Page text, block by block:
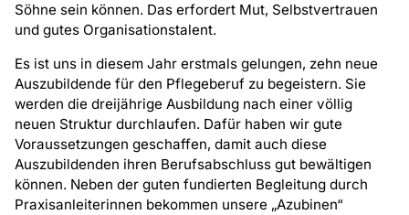
Söhne sein können. Das erfordert Mut, Selbstvertrauen
und gutes Organisationstalent.
Es ist uns in diesem Jahr erstmals gelungen, zehn neue
Auszubildende für den Pflegeberuf zu begeistern. Sie
werden die dreijährige Ausbildung nach einer völlig
neuen Struktur durchlaufen. Dafür haben wir gute
Voraussetzungen geschaffen, damit auch diese
Auszubildenden ihren Berufsabschluss gut bewältigen
können. Neben der guten fundierten Begleitung durch
Praxisanleiterinnen bekommen unsere „Azubinen“